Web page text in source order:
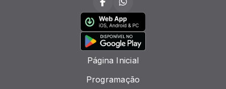
Página Inicial
Programação